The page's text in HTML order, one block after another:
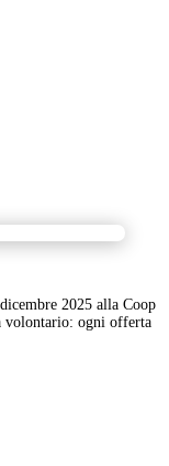
2025 alla Coop
volontario: ogni offerta